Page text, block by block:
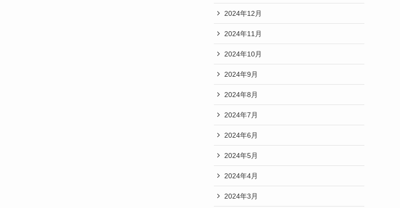
2024年12月
2024年11月
2024年10月
2024年9月
2024年8月
2024年7月
2024年6月
2024年5月
2024年4月
2024年3月